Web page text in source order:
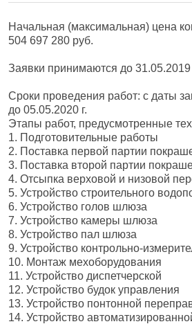
Начальная (максимальная) цена
504 697 280 руб.
Заявки принимаются до 31.05.2019
Сроки проведения работ: с даты
до 05.05.2020 г.
Этапы работ, предусмотренные
1. Подготовительные работы
2. Поставка первой партии
3. Поставка второй партии
4. Отсыпка верховой и низовой
5. Устройство строительного
6. Устройство голов шлюза
7. Устройство камеры шлюза
8. Устройство пал шлюза
9. Устройство контрольно-
10. Монтаж мехоборудования
11. Устройство диспетчерской
12. Устройство будок управления
13. Устройство понтонной
14. Устройство